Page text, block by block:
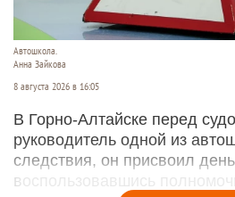
Автошкола.
Анна Зайкова
8 августа 2026 в 16:05
В Горно-Алтайске перед
руководитель одной из
следствия, он присвоил
воспользовавшись